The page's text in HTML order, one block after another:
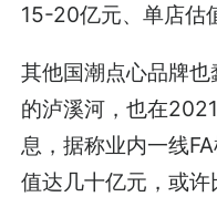
15-20亿元、单店估
其他国潮点心品牌
的泸溪河，也在
息，据称业内一线
值达几十亿元，或